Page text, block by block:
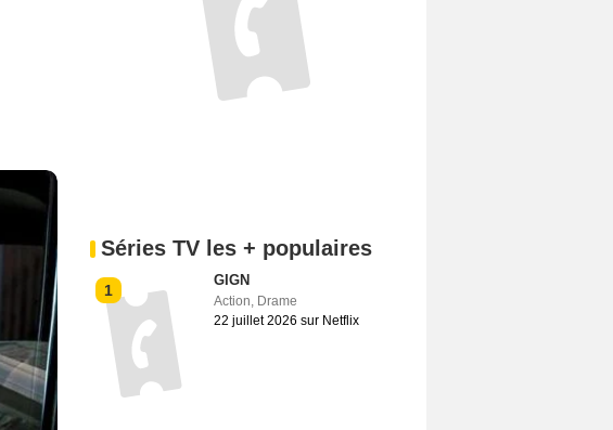
Séries TV les + populaires
1
GIGN
Action, Drame
22 juillet 2026 sur Netflix